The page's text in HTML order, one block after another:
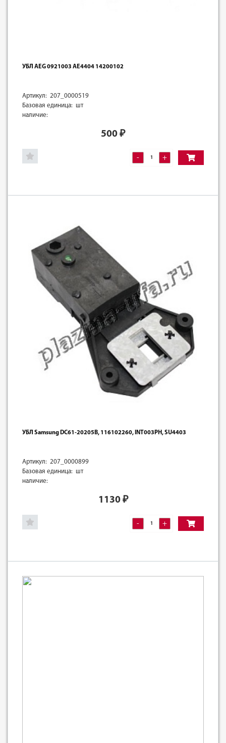
УБЛ AEG 0921003 АЕ4404 14200102
Артикул: 207_0000519
Базовая единица: шт
наличие:
500 ₽
- +
УБЛ Samsung DC61-20205B, 116102260, INT003PH, SU4403
Артикул: 207_0000899
Базовая единица: шт
наличие:
1130₽
- +